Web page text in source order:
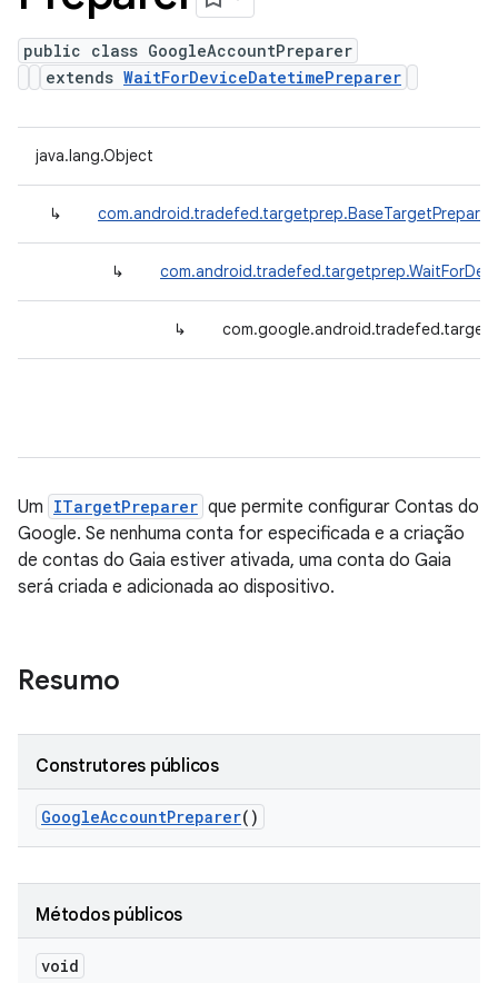
public class GoogleAccountPreparer
extends WaitForDeviceDatetimePreparer
java.lang.Object
↳ com.android.tradefed.targetprep.BaseTargetPreparer
↳
↳
Um ITargetPreparer que permite configurar Contas do
Google. Se nenhuma conta for especificada e a criação
de contas do Gaia estiver ativada, uma conta do Gaia
será criada e adicionada ao dispositivo.
Resumo
Construtores públicos
GoogleAccountPreparer()
Métodos públicos
void